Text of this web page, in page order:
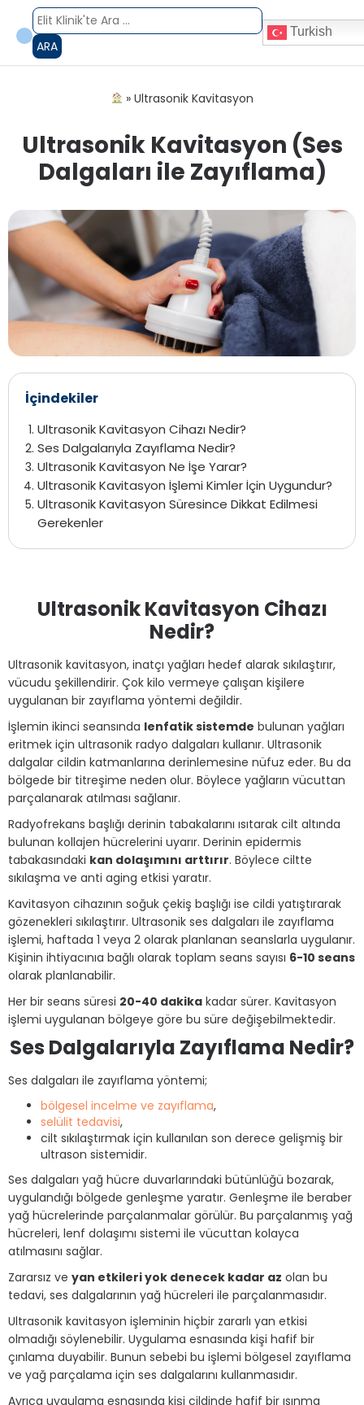
ARA
Turkish
»Ultrasonik Kavitasyon
Ultrasonik Kavitasyon (Ses
Dalgaları ile Zayıflama)
İçindekiler
Ultrasonik Kavitasyon Cihazı Nedir?
Ses Dalgalarıyla Zayıflama Nedir?
Ultrasonik Kavitasyon Ne İşe Yarar?
Ultrasonik Kavitasyon İşlemi Kimler İçin Uygundur?
Ultrasonik Kavitasyon Süresince Dikkat Edilmesi
Gerekenler
Ultrasonik Kavitasyon Cihazı
Nedir?
Ultrasonik kavitasyon, inatçı yağları hedef alarak sıkılaştırır,
vücudu şekillendirir. Çok kilo vermeye çalışan kişilere
uygulanan bir zayıflama yöntemi değildir.
İşlemin ikinci seansında lenfatik sistemde bulunan yağları
eritmek için ultrasonik radyo dalgaları kullanır. Ultrasonik
dalgalar cildin katmanlarına derinlemesine nüfuz eder. Bu da
bölgede bir titreşime neden olur. Böylece yağların vücuttan
parçalanarak atılması sağlanır.
Radyofrekans başlığı derinin tabakalarını ısıtarak cilt altında
bulunan kollajen hücrelerini uyarır. Derinin epidermis
tabakasındaki kan dolaşımını arttırır. Böylece ciltte
sıkılaşma ve anti aging etkisi yaratır.
Kavitasyon cihazının soğuk çekiş başlığı ise cildi yatıştırarak
gözenekleri sıkılaştırır. Ultrasonik ses dalgaları ile zayıflama
işlemi, haftada 1 veya 2 olarak planlanan seanslarla uygulanır.
Kişinin ihtiyacınıa bağlı olarak toplam seans sayısı 6-10 seans
olarak planlanabilir.
Her bir seans süresi 20-40 dakika kadar sürer. Kavitasyon
işlemi uygulanan bölgeye göre bu süre değişebilmektedir.
Ses Dalgalarıyla Zayıflama Nedir?
Ses dalgaları ile zayıflama yöntemi;
bölgesel incelme ve zayıflama,
selülit tedavisi,
cilt sıkılaştırmak için kullanılan son derece gelişmiş bir
ultrason sistemidir.
Ses dalgaları yağ hücre duvarlarındaki bütünlüğü bozarak,
uygulandığı bölgede genleşme yaratır. Genleşme ile beraber
yağ hücrelerinde parçalanmalar görülür. Bu parçalanmış yağ
hücreleri, lenf dolaşımı sistemi ile vücuttan kolayca
atılmasını sağlar.
Zararsız ve yan etkileri yok denecek kadar az olan bu
tedavi, ses dalgalarının yağ hücreleri ile parçalanmasıdır.
Ultrasonik kavitasyon işleminin hiçbir zararlı yan etkisi
olmadığı söylenebilir. Uygulama esnasında kişi hafif bir
çınlama duyabilir. Bunun sebebi bu işlemi bölgesel zayıflama
ve yağ parçalama için ses dalgalarını kullanmasıdır.
Ayrıca uygulama esnasında kişi cildinde hafif bir ısınma